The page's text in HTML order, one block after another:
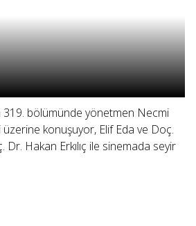
319. bölümünde yönetmen Necmi
üzerine konuşuyor, Elif Eda ve Doç.
Dr. Hakan Erkılıç ile sinemada seyir